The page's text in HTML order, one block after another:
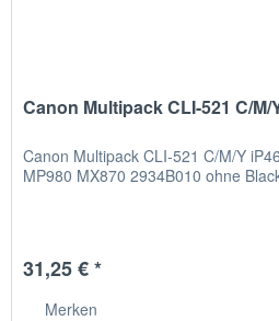
Canon Multipack CLI-521 C/M/
Canon Multipack CLI-521 C/M/Y
MP980 MX870 2934B010 ohne
31,25 € *
Merken